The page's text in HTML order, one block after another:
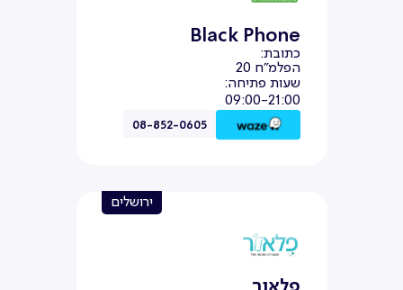
Black Phone
כתובת:
הפלמ"ח 20
שעות פתיחה:
09:00-21:00
08-852-0605
ירושלים